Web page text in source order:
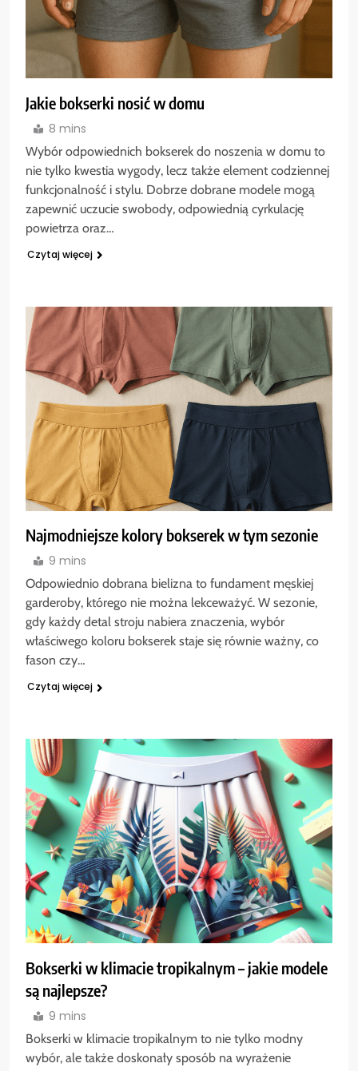
Jakie bokserki nosić w domu
8 mins
Wybór odpowiednich bokserek do noszenia w domu to
nie tylko kwestia wygody, lecz także element codziennej
funkcjonalność i stylu. Dobrze dobrane modele mogą
zapewnić uczucie swobody, odpowiednią cyrkulację
powietrza oraz…
Czytaj więcej
Najmodniejsze kolory bokserek w tym sezonie
9 mins
Odpowiednio dobrana bielizna to fundament męskiej
garderoby, którego nie można lekceważyć. W sezonie,
gdy każdy detal stroju nabiera znaczenia, wybór
właściwego koloru bokserek staje się równie ważny, co
fason czy…
Czytaj więcej
Bokserki w klimacie tropikalnym – jakie modele
są najlepsze?
9 mins
Bokserki w klimacie tropikalnym to nie tylko modny
wybór, ale także doskonały sposób na wyrażenie